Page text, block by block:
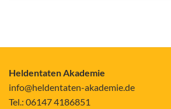
Heldentaten Akademie
info@heldentaten-akademie.de
Tel.: 06147 4186851